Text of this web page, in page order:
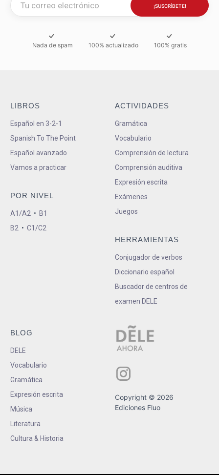
Nada de spam 100% actualizado 100% gratis
LIBROS
Español en 3-2-1
Spanish To The Point
Español avanzado
Vamos a practicar
POR NIVEL
A1/A2 • B1
B2 • C1/C2
ACTIVIDADES
Gramática
Vocabulario
Comprensión de lectura
Comprensión auditiva
Expresión escrita
Exámenes
Juegos
HERRAMIENTAS
Conjugador de verbos
Diccionario español
Buscador de centros de
examen DELE
BLOG
DELE
Vocabulario
Gramática
Expresión escrita
Música
Literatura
Cultura & Historia
Copyright © 2026
Ediciones Fluo